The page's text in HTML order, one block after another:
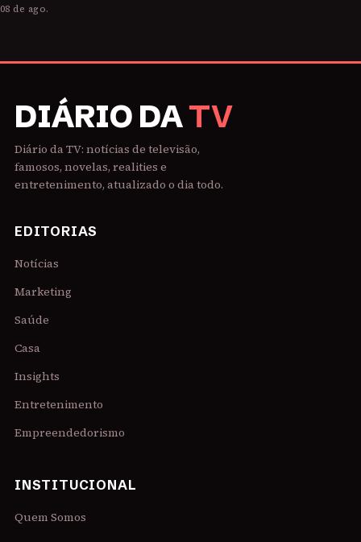
08 de ago.
DIÁRIO DATV
Diário da TV: notícias de televisão,
famosos, novelas, realities e
entretenimento, atualizado o dia todo.
EDITORIAS
Notícias
Marketing
Saúde
Casa
Insights
Entretenimento
Empreendedorismo
INSTITUCIONAL
Quem Somos